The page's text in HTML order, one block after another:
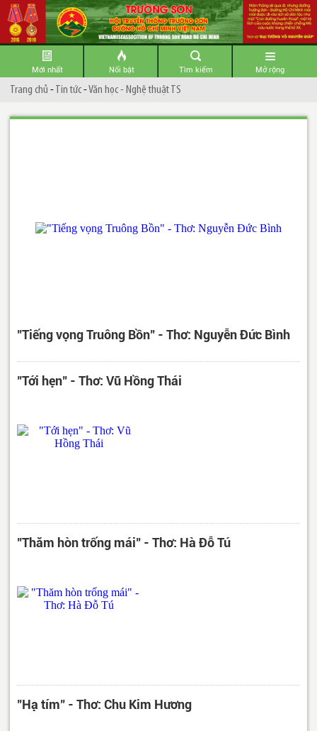
Mới nhất Nổi bật Tìm kiếm Mở rộng
Trang chủ -Tin tức-Văn học - Nghệ thuật TS
"Tiếng vọng Truông Bồn" - Thơ: Nguyễn Đức Bình
"Tới hẹn" - Thơ: Vũ Hồng Thái
"Thăm hòn trống mái" - Thơ: Hà Đỗ Tú
"Hạ tím" - Thơ: Chu Kim Hương